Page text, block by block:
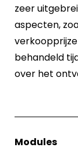
zeer
aspecten,
behandeld
over het
Modules